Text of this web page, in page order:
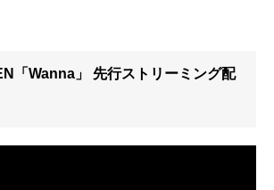
「Wanna」 先行ストリーミング配